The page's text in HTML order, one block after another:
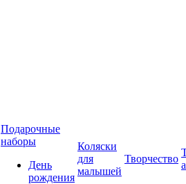
Подарочные
наборы
День
рождения
Коляски
для
малышей
Творчество